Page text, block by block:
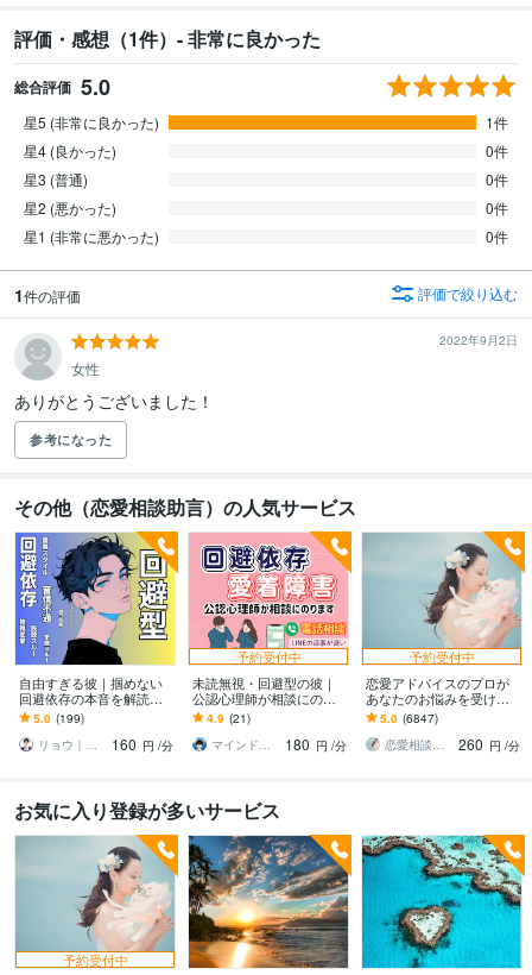
評価・感想（1件）- 非常に良かった
総合評価 5.0
星5 (非常に良かった)
1件
星4 (良かった)
0件
星3 (普通)
0件
星2 (悪かった)
0件
星1 (非常に悪かった)
0件
1件の評価 評価で絞り込む
2022年9月2日
女性
ありがとうございました！
参考になった
その他（恋愛相談助言）の人気サービス
自由すぎる彼｜掴めない
回避依存の本音を解読し
ます 音信不通や既読・未
読スルー等｜謎行動の理
由を電話で解明✧
5.0 (199)
リョウ｜恋愛心理のエキスパート
160 円 /分
予約受付中
未読無視・回避型の彼｜
公認心理師が相談にのり
ます 音信不通や既読スル
ー。回避依存の彼の心理
がわかります
4.9 (21)
マインドレジリエンス
180 円 /分
予約受付中
恋愛アドバイスのプロが
あなたのお悩みを受け止
めます 2019年約1900件の
相談、あなたに最適なア
ドバイスします
5.0 (6847)
恋愛相談アドバイザー 艶子
260 円 /分
お気に入り登録が多いサービス
予約受付中